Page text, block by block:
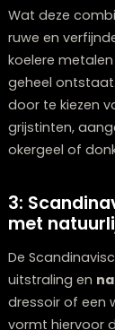
planken of
De styling
of zelfs oude
decorstukken.
Kabira in
te kijken naar
sfeer te
Wat deze
ruwe en
koelere